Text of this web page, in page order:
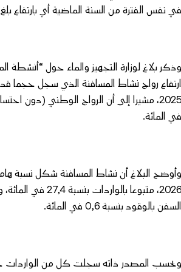
في نفس الفترة من السنة الماضية أي بارتفاع بلغ 14,4 في المائة.
في المائة.
السفن بالوقود بنسبة 0,6 في المائة.